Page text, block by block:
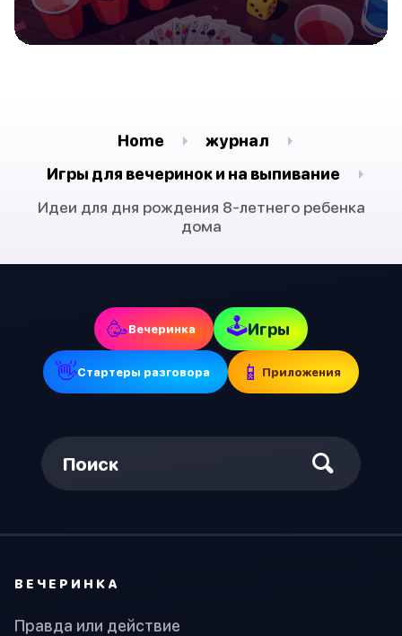
Home
журнал
Игры для вечеринок и на выпивание
Идеи для дня рождения 8-летнего ребенка
дома
🥳Вечеринка 🕹Игры
👋Стартеры разговора 📱 Приложения
Поиск
ВЕЧЕРИНКА
Правда или действие